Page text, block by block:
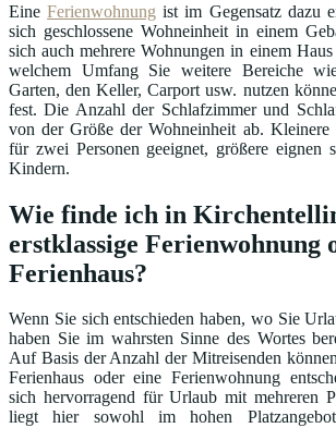
EineFerienwohnung ist im Gegensatz dazu
sich geschlossene Wohneinheit in einem
sich auch mehrere Wohnungen in einem
welchem Umfang Sie weitere Bereiche
Garten, den Keller, Carport usw. nutzen
fest. Die Anzahl der Schlafzimmer und
von der Größe der Wohneinheit ab. Kleinere
für zwei Personen geeignet, größere eignen
Kindern.
Wie finde ich in
erstklassige Ferienwohnung
Ferienhaus?
Wenn Sie sich entschieden haben, wo Sie
haben Sie im wahrsten Sinne des Wortes
Auf Basis der Anzahl der Mitreisenden
Ferienhaus oder eine Ferienwohnung
sich hervorragend für Urlaub mit mehreren
liegt hier sowohl im hohen